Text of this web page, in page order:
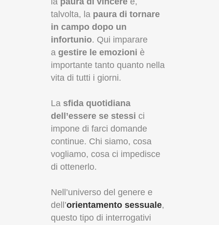
talvolta, la paura di tornare
in campo dopo un
infortunio. Qui imparare
a gestire le emozioni è
importante tanto quanto nella
vita di tutti i giorni.
La sfida quotidiana
dell’essere se stessi ci
impone di farci domande
continue. Chi siamo, cosa
vogliamo, cosa ci impedisce
di ottenerlo.
Nell’universo del genere e
dell’orientamento sessuale,
questo tipo di interrogativi